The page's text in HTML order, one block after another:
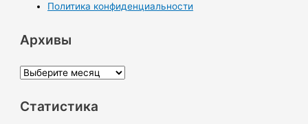
Политика конфиденциальности
Архивы
А
х
Статистика